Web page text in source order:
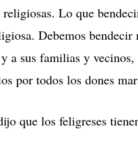
Lo que
Debemos
a sus familias y
por todos los dones
que los feligreses